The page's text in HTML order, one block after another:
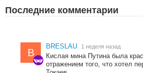
Последние комментарии
B
BRESLAU 1 неделя назад
Кислая мина Путина была
отражением того, что хотел